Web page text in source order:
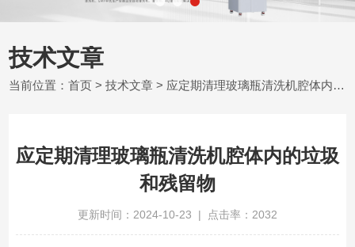
技术文章
当前位置：首页 >技术文章 > 应定期清理玻璃瓶清洗机腔体内的垃圾和残留物
应定期清理玻璃瓶清洗机腔体内的垃圾
和残留物
更新时间：2024-10-23 | 点击率：2032